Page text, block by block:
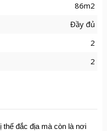
86m2
Đầy đủ
2
2
đắc địa mà còn là nơi